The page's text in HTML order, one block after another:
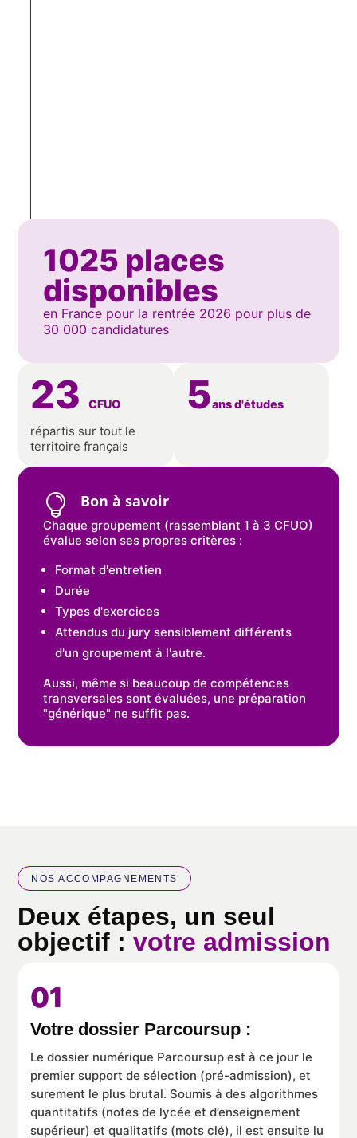
1025 places
disponibles
en France pour la rentrée 2026 pour plus de
30 000 candidatures
23CFUO
répartis sur tout le
territoire français
5ans d'études
 Bon à savoir
Chaque groupement (rassemblant 1 à 3 CFUO)
évalue selon ses propres critères :
Format d'entretien
Durée
Types d'exercices
Attendus du jury sensiblement différents
d'un groupement à l'autre.
Aussi, même si beaucoup de compétences
transversales sont évaluées, une préparation
"générique" ne suffit pas.
NOS ACCOMPAGNEMENTS
Deux étapes, un seul
objectif :votre admission
01
Votre dossier Parcoursup :
Le dossier numérique Parcoursup est à ce jour le
premier support de sélection (pré-admission), et
surement le plus brutal. Soumis à des algorithmes
quantitatifs (notes de lycée et d’enseignement
supérieur) et qualitatifs (mots clé), il est ensuite lu